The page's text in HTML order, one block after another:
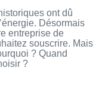
ont dû
Désormais
entreprise de
souscrire. Mais
? Quand
?